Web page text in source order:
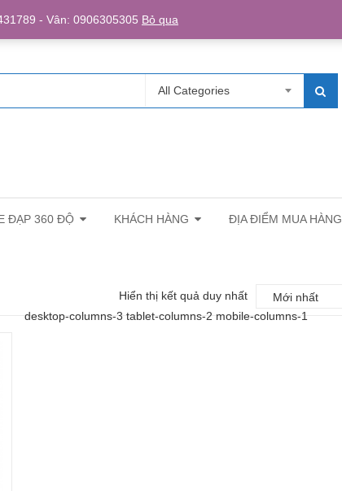
Login/Register
All Categories
ĐẠP 360 ĐỘ KHÁCH HÀNG ĐỊA ĐIỂM MUA HÀNG
Hiển thị kết quả duy nhất
desktop-columns-3 tablet-columns-2 mobile-columns-1
- Vân: 0906305305 Bỏ qua